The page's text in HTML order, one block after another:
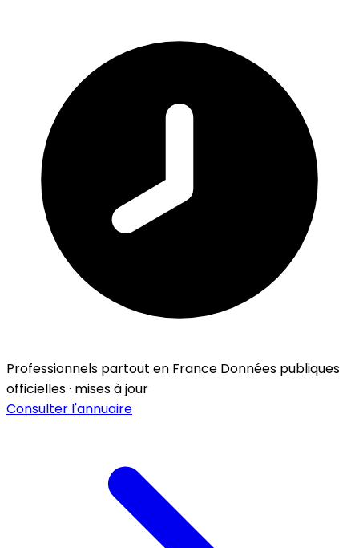
Professionnels partout en France Données publiques
officielles · mises à jour
Consulter l'annuaire